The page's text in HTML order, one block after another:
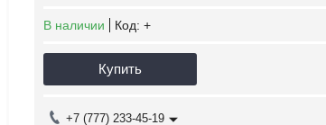
В наличии Код: +
Купить
+7 (777) 233-45-19